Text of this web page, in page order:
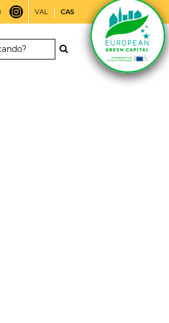
VAL CAS